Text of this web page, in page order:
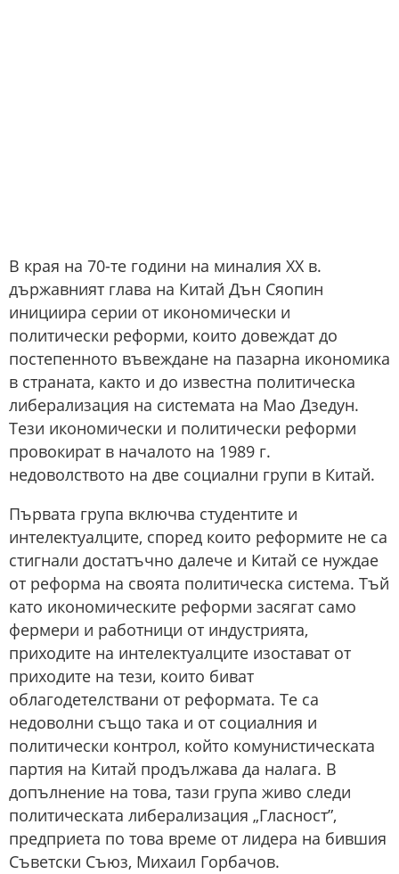
В края на 70-те години на миналия ХХ в.
държавният глава на Китай Дън Сяопин
инициира серии от икономически и
политически реформи, които довеждат до
постепенното въвеждане на пазарна икономика
в страната, както и до известна политическа
либерализация на системата на Мао Дзедун.
Тези икономически и политически реформи
провокират в началото на 1989 г.
недоволството на две социални групи в Китай.
Първата група включва студентите и
интелектуалците, според които реформите не са
стигнали достатъчно далече и Китай се нуждае
от реформа на своята политическа система. Тъй
като икономическите реформи засягат само
фермери и работници от индустрията,
приходите на интелектуалците изостават от
приходите на тези, които биват
облагодетелствани от реформата. Те са
недоволни също така и от социалния и
политически контрол, който комунистическата
партия на Китай продължава да налага. В
допълнение на това, тази група живо следи
политическата либерализация „Гласност”,
предприета по това време от лидера на бившия
Съветски Съюз, Михаил Горбачов.